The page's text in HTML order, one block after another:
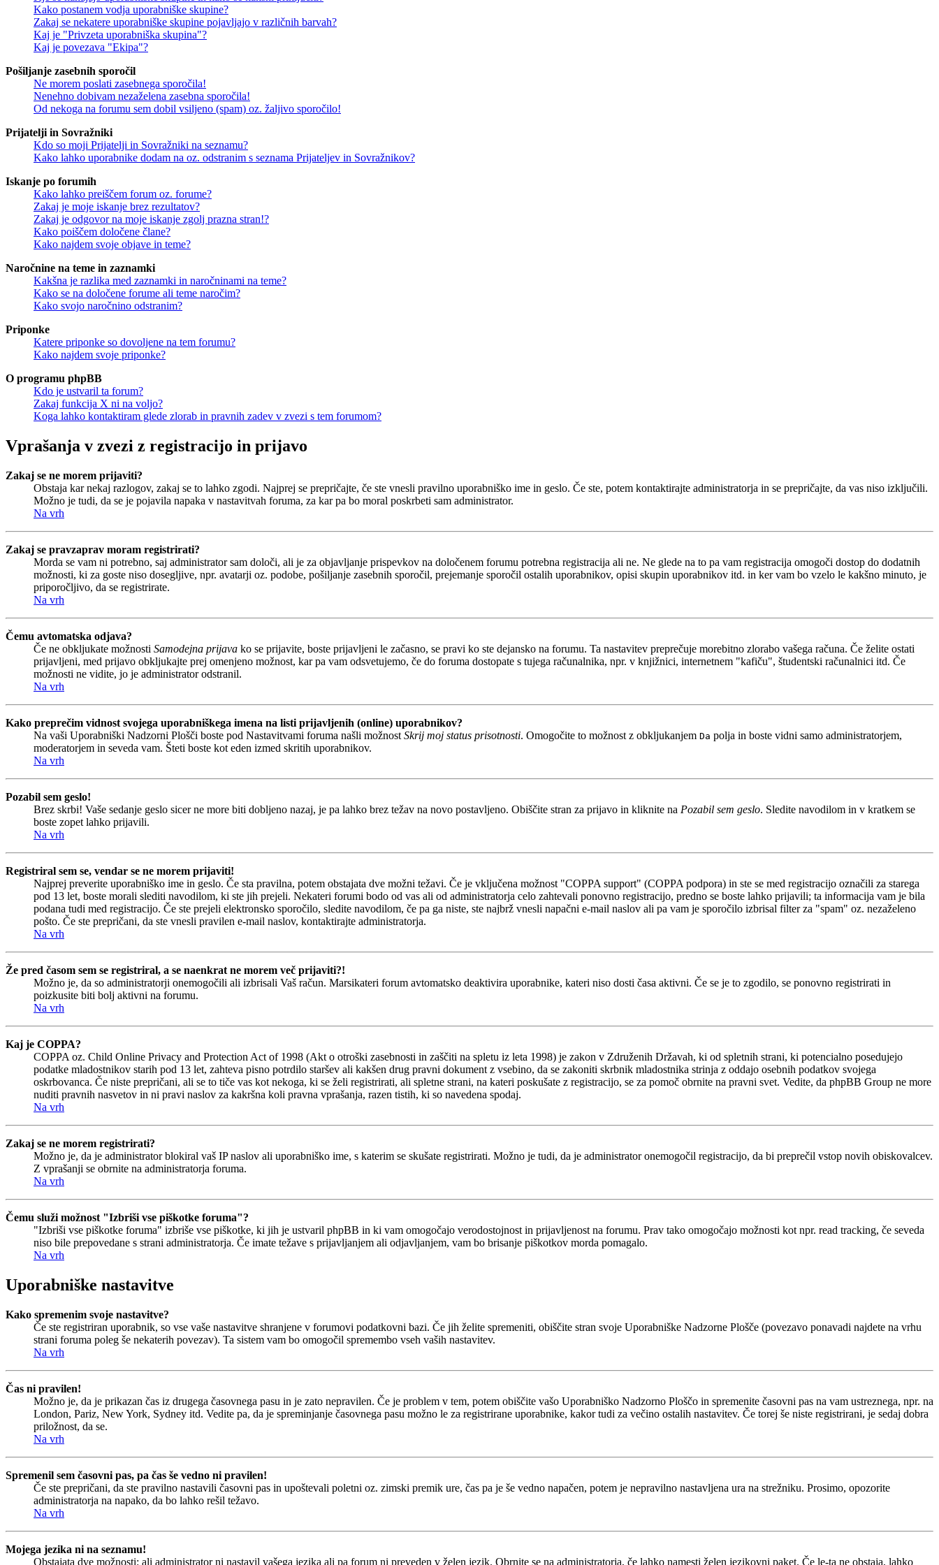
Kako postanem vodja uporabniške skupine?
Zakaj se nekatere uporabniške skupine pojavljajo v različnih barvah?
Kaj je "Privzeta uporabniška skupina"?
Kaj je povezava "Ekipa"?
Pošiljanje zasebnih sporočil
Ne morem poslati zasebnega sporočila!
Nenehno dobivam nezaželena zasebna sporočila!
Od nekoga na forumu sem dobil vsiljeno (spam) oz. žaljivo sporočilo!
Prijatelji in Sovražniki
Kdo so moji Prijatelji in Sovražniki na seznamu?
Kako lahko uporabnike dodam na oz. odstranim s seznama Prijateljev in Sovražnikov?
Iskanje po forumih
Kako lahko preiščem forum oz. forume?
Zakaj je moje iskanje brez rezultatov?
Zakaj je odgovor na moje iskanje zgolj prazna stran!?
Kako poiščem določene člane?
Kako najdem svoje objave in teme?
Naročnine na teme in zaznamki
Kakšna je razlika med zaznamki in naročninami na teme?
Kako se na določene forume ali teme naročim?
Kako svojo naročnino odstranim?
Priponke
Katere priponke so dovoljene na tem forumu?
Kako najdem svoje priponke?
O programu phpBB
Kdo je ustvaril ta forum?
Zakaj funkcija X ni na voljo?
Koga lahko kontaktiram glede zlorab in pravnih zadev v zvezi s tem forumom?
Vprašanja v zvezi z registracijo in prijavo
Zakaj se ne morem prijaviti?
Obstaja kar nekaj razlogov, zakaj se to lahko zgodi. Najprej se prepričajte, če ste vnesli pravilno uporabniško ime in geslo. Če ste, potem kontaktirajte administratorja in se prepričajte, da vas niso izključili.
Možno je tudi, da se je pojavila napaka v nastavitvah foruma, za kar pa bo moral poskrbeti sam administrator.
Na vrh
Zakaj se pravzaprav moram registrirati?
Morda se vam ni potrebno, saj administrator sam določi, ali je za objavljanje prispevkov na določenem forumu potrebna registracija ali ne. Ne glede na to pa vam registracija omogoči dostop do dodatnih
možnosti, ki za goste niso dosegljive, npr. avatarji oz. podobe, pošiljanje zasebnih sporočil, prejemanje sporočil ostalih uporabnikov, opisi skupin uporabnikov itd. in ker vam bo vzelo le kakšno minuto, je
priporočljivo, da se registrirate.
Na vrh
Čemu avtomatska odjava?
Če ne obkljukate možnosti Samodejna prijava ko se prijavite, boste prijavljeni le začasno, se pravi ko ste dejansko na forumu. Ta nastavitev preprečuje morebitno zlorabo vašega računa. Če želite ostati
prijavljeni, med prijavo obkljukajte prej omenjeno možnost, kar pa vam odsvetujemo, če do foruma dostopate s tujega računalnika, npr. v knjižnici, internetnem "kafiču", študentski računalnici itd. Če
možnosti ne vidite, jo je administrator odstranil.
Na vrh
Kako preprečim vidnost svojega uporabniškega imena na listi prijavljenih (online) uporabnikov?
Na vaši Uporabniški Nadzorni Plošči boste pod Nastavitvami foruma našli možnost Skrij moj status prisotnosti. Omogočite to možnost z obkljukanjem Da polja in boste vidni samo administratorjem,
moderatorjem in seveda vam. Šteti boste kot eden izmed skritih uporabnikov.
Na vrh
Pozabil sem geslo!
Brez skrbi! Vaše sedanje geslo sicer ne more biti dobljeno nazaj, je pa lahko brez težav na novo postavljeno. Obiščite stran za prijavo in kliknite na Pozabil sem geslo. Sledite navodilom in v kratkem se
boste zopet lahko prijavili.
Na vrh
Registriral sem se, vendar se ne morem prijaviti!
Najprej preverite uporabniško ime in geslo. Če sta pravilna, potem obstajata dve možni težavi. Če je vključena možnost "COPPA support" (COPPA podpora) in ste se med registracijo označili za starega
pod 13 let, boste morali slediti navodilom, ki ste jih prejeli. Nekateri forumi bodo od vas ali od administratorja celo zahtevali ponovno registracijo, predno se boste lahko prijavili; ta informacija vam je bila
podana tudi med registracijo. Če ste prejeli elektronsko sporočilo, sledite navodilom, če pa ga niste, ste najbrž vnesli napačni e-mail naslov ali pa vam je sporočilo izbrisal filter za "spam" oz. nezaželeno
pošto. Če ste prepričani, da ste vnesli pravilen e-mail naslov, kontaktirajte administratorja.
Na vrh
Že pred časom sem se registriral, a se naenkrat ne morem več prijaviti?!
Možno je, da so administratorji onemogočili ali izbrisali Vaš račun. Marsikateri forum avtomatsko deaktivira uporabnike, kateri niso dosti časa aktivni. Če se je to zgodilo, se ponovno registrirati in
poizkusite biti bolj aktivni na forumu.
Na vrh
Kaj je COPPA?
COPPA oz. Child Online Privacy and Protection Act of 1998 (Akt o otroški zasebnosti in zaščiti na spletu iz leta 1998) je zakon v Združenih Državah, ki od spletnih strani, ki potencialno posedujejo
podatke mladostnikov starih pod 13 let, zahteva pisno potrdilo staršev ali kakšen drug pravni dokument z vsebino, da se zakoniti skrbnik mladostnika strinja z oddajo osebnih podatkov svojega
oskrbovanca. Če niste prepričani, ali se to tiče vas kot nekoga, ki se želi registrirati, ali spletne strani, na kateri poskušate z registracijo, se za pomoč obrnite na pravni svet. Vedite, da phpBB Group ne more
nuditi pravnih nasvetov in ni pravi naslov za kakršna koli pravna vprašanja, razen tistih, ki so navedena spodaj.
Na vrh
Zakaj se ne morem registrirati?
Možno je, da je administrator blokiral vaš IP naslov ali uporabniško ime, s katerim se skušate registrirati. Možno je tudi, da je administrator onemogočil registracijo, da bi preprečil vstop novih obiskovalcev.
Z vprašanji se obrnite na administratorja foruma.
Na vrh
Čemu služi možnost "Izbriši vse piškotke foruma"?
"Izbriši vse piškotke foruma" izbriše vse piškotke, ki jih je ustvaril phpBB in ki vam omogočajo verodostojnost in prijavljenost na forumu. Prav tako omogočajo možnosti kot npr. read tracking, če seveda
niso bile prepovedane s strani administratorja. Če imate težave s prijavljanjem ali odjavljanjem, vam bo brisanje piškotkov morda pomagalo.
Na vrh
Uporabniške nastavitve
Kako spremenim svoje nastavitve?
Če ste registriran uporabnik, so vse vaše nastavitve shranjene v forumovi podatkovni bazi. Če jih želite spremeniti, obiščite stran svoje Uporabniške Nadzorne Plošče (povezavo ponavadi najdete na vrhu
strani foruma poleg še nekaterih povezav). Ta sistem vam bo omogočil spremembo vseh vaših nastavitev.
Na vrh
Čas ni pravilen!
Možno je, da je prikazan čas iz drugega časovnega pasu in je zato nepravilen. Če je problem v tem, potem obiščite vašo Uporabniško Nadzorno Ploščo in spremenite časovni pas na vam ustreznega, npr. na
London, Pariz, New York, Sydney itd. Vedite pa, da je spreminjanje časovnega pasu možno le za registrirane uporabnike, kakor tudi za večino ostalih nastavitev. Če torej še niste registrirani, je sedaj dobra
priložnost, da se.
Na vrh
Spremenil sem časovni pas, pa čas še vedno ni pravilen!
Če ste prepričani, da ste pravilno nastavili časovni pas in upoštevali poletni oz. zimski premik ure, čas pa je še vedno napačen, potem je nepravilno nastavljena ura na strežniku. Prosimo, opozorite
administratorja na napako, da bo lahko rešil težavo.
Na vrh
Mojega jezika ni na seznamu!
Obstajata dve možnosti: ali administrator ni nastavil vašega jezika ali pa forum ni preveden v želen jezik. Obrnite se na administratorja, če lahko namesti želen jezikovni paket. Če le-ta ne obstaja, lahko